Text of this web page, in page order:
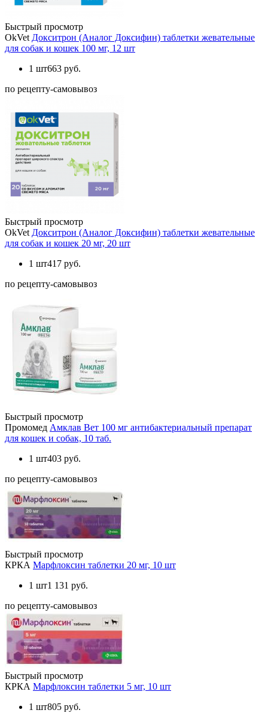
Быстрый просмотр
OkVet Докситрон (Аналог Доксифин) таблетки жевательные
для собак и кошек 100 мг, 12 шт
1 шт663 руб.
по рецепту-самовывоз
Быстрый просмотр
OkVet Докситрон (Аналог Доксифин) таблетки жевательные
для собак и кошек 20 мг, 20 шт
1 шт417 руб.
по рецепту-самовывоз
Быстрый просмотр
Промомед Амклав Вет 100 мг антибактериальный препарат
для кошек и собак, 10 таб.
1 шт403 руб.
по рецепту-самовывоз
Быстрый просмотр
КРКА Марфлоксин таблетки 20 мг, 10 шт
1 шт1 131 руб.
по рецепту-самовывоз
Быстрый просмотр
КРКА Марфлоксин таблетки 5 мг, 10 шт
1 шт805 руб.